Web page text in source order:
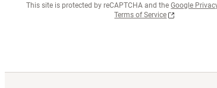
This site is protected by reCAPTCHA and the Google
Terms of Service